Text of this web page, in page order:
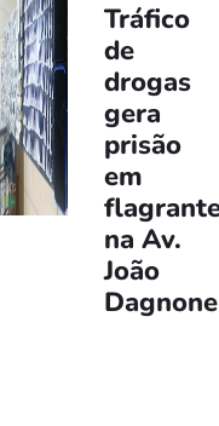
Tráfico
de
drogas
gera
prisão
em
na Av.
João
Dagnone